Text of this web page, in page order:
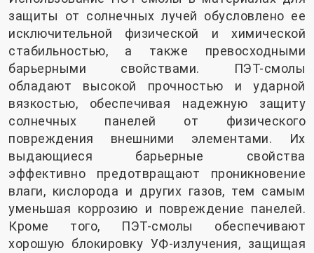
защиты от солнечных лучей обусловлено ее
исключительной физической и химической
стабильностью, а также превосходными
барьерными свойствами. ПЭТ-смолы
обладают высокой прочностью и ударной
вязкостью, обеспечивая надежную защиту
солнечных панелей от физического
повреждения внешними элементами. Их
выдающиеся барьерные свойства
эффективно предотвращают проникновение
влаги, кислорода и других газов, тем самым
уменьшая коррозию и повреждение панелей.
Кроме того, ПЭТ-смолы обеспечивают
хорошую блокировку УФ-излучения, защищая